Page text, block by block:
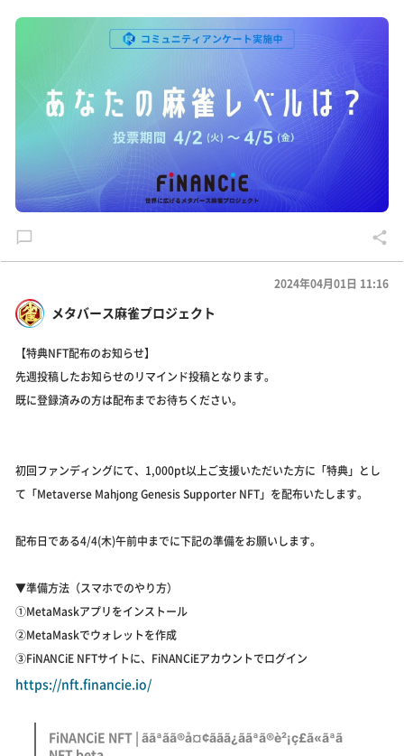
メタバース麻雀プロジェクト
2024年04月01日 11:16
【特典NFT配布のお知らせ】
先週投稿したお知らせのリマインド投稿となります。
既に登録済みの方は配布までお待ちください。
初回ファンディングにて、1,000pt以上ご支援いただいた方に「特典」とし
て「Metaverse Mahjong Genesis Supporter NFT」を配布いたします。
配布日である4/4(木)午前中までに下記の準備をお願いします。
▼準備方法（スマホでのやり方）
①MetaMaskアプリをインストール
②MetaMaskでウォレットを作成
③FiNANCiE NFTサイトに、FiNANCiEアカウントでログイン
https://nft.financie.io/
FiNANCiE NFT | ããªãã®å¤¢ããã¿ããªã®è²¡ç£ã«ãªã